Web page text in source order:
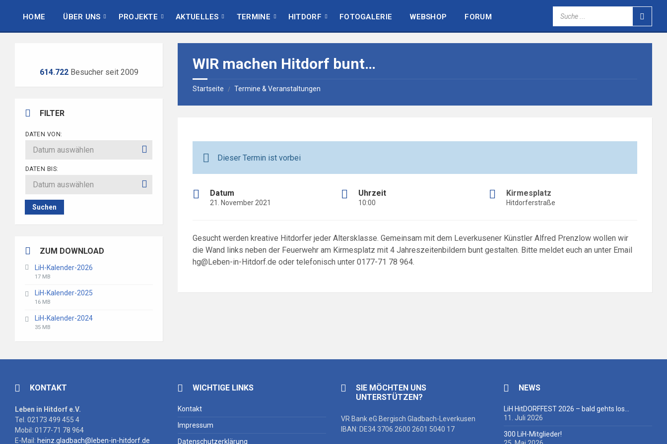
content
sidebar
HOME ÜBER UNS PROJEKTE AKTUELLES TERMINE HITDORF FOTOGALERIE WEBSHOP FORUM
WIR machen Hitdorf bunt…
Startseite / Termine & Veranstaltungen
Dieser Termin ist vorbei
Datum
21. November 2021
Uhrzeit
10:00
Kirmesplatz
Hitdorferstraße
Gesucht werden kreative Hitdorfer jeder Altersklasse. Gemeinsam mit dem Leverkusener Künstler Alfred Prenzlow wollen wir
die Wand links neben der Feuerwehr am Kirmesplatz mit 4 Jahreszeitenbildern bunt gestalten. Bitte meldet euch an unter Email
hg@Leben-in-Hitdorf.de oder telefonisch unter 0177-71 78 964.
614.722 Besucher seit 2009
FILTER
DATEN VON:
DATEN BIS:
Suchen
ZUM DOWNLOAD
LiH-Kalender-2026
File
pdf
File
17 MB
LiH-Kalender-2025
File
pdf
File
16 MB
LiH-Kalender-2024
File
File
35 MB
KONTAKT
Leben in Hitdorf e.V.
Tel. 02173 499 455 4
Mobil: 0177-71 78 964
E-Mail: heinz.gladbach@leben-in-hitdorf.de
WICHTIGE LINKS
Kontakt
Impressum
Datenschutzerklärung
SIE MÖCHTEN UNS
UNTERSTÜTZEN?
VR Bank eG Bergisch Gladbach-Leverkusen
IBAN: DE34 3706 2600 2601 5040 17
NEWS
LiH HitDORFFEST 2026 – bald gehts los…
11. Juli 2026
300 LiH-Mitglieder!